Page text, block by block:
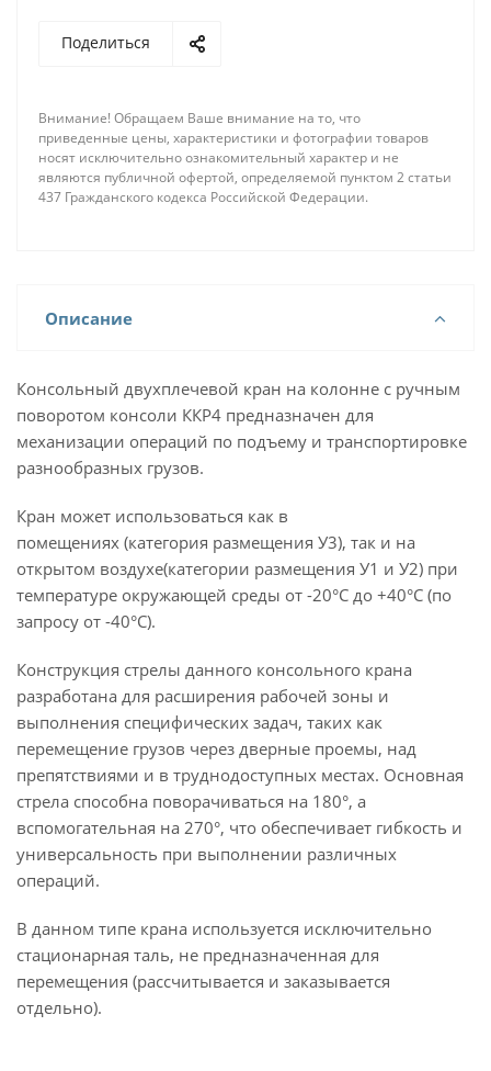
Поделиться
Внимание! Обращаем Ваше внимание на то, что
приведенные цены, характеристики и фотографии товаров
носят исключительно ознакомительный характер и не
являются публичной офертой, определяемой пунктом 2 статьи
437 Гражданского кодекса Российской Федерации.
Описание
Консольный двухплечевой кран на колонне с ручным
поворотом консоли ККР4 предназначен для
механизации операций по подъему и транспортировке
разнообразных грузов.
Кран может использоваться как в
помещениях (категория размещения У3), так и на
открытом воздухе(категории размещения У1 и У2) при
температуре окружающей среды от -20°С до +40°С (по
запросу от -40°С).
Конструкция стрелы данного консольного крана
разработана для расширения рабочей зоны и
выполнения специфических задач, таких как
перемещение грузов через дверные проемы, над
препятствиями и в труднодоступных местах. Основная
стрела способна поворачиваться на 180°, а
вспомогательная на 270°, что обеспечивает гибкость и
универсальность при выполнении различных
операций.
В данном типе крана используется исключительно
стационарная таль, не предназначенная для
перемещения (рассчитывается и заказывается
отдельно).